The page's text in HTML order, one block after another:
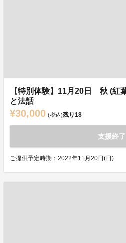
【特別体験】11月20日 秋 (紅
と法話
¥30,000 (税込)残り18
支援終了
ご提供予定時期：2022年11月20日(日)